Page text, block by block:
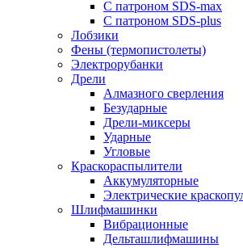
С патроном SDS-max
С патроном SDS-plus
Лобзики
Фены (термопистолеты)
Электрорубанки
Дрели
Алмазного сверления
Безударные
Дрели-миксеры
Ударные
Угловые
Краскораспылители
Аккумуляторные
Электрические
Шлифмашинки
Вибрационные
Дельташлифмашины